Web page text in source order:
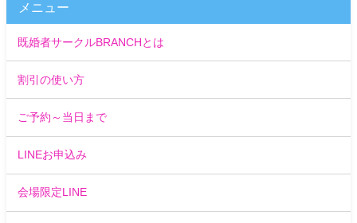
メニュー
既婚者サークルBRANCHとは
割引の使い方
ご予約～当日まで
LINEお申込み
会場限定LINE